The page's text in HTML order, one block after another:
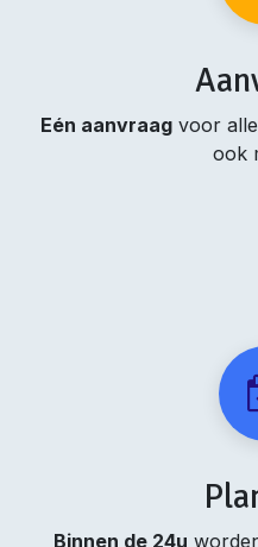
Eén aanvraagvoor alle
ook
Binnen de 24u